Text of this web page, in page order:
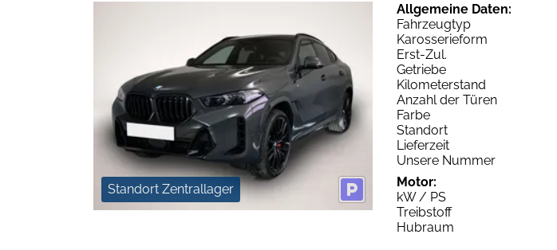
Standort Zentrallager
Allgemeine Daten:
Fahrzeugtyp
Karosserieform
Erst-Zul.
Getriebe
Kilometerstand
Anzahl der Türen
Farbe
Standort
Lieferzeit
Unsere Nummer
Motor:
kW / PS
Treibstoff
Hubraum